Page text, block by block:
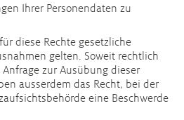
Ihrer Personendaten zu
diese Rechte gesetzliche
gelten. Soweit rechtlich
zur Ausübung dieser
ausserdem das Recht, bei der
eine Beschwerde